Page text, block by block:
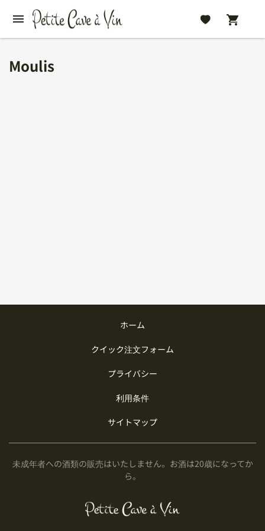
Moulis
ホーム
クイック注文フォーム
プライバシー
利用条件
サイトマップ
未成年者への酒類の販売はいたしません。お酒は20歳になってか
ら。